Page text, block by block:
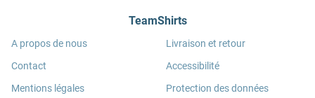
TeamShirts
A propos de nous
Contact
Mentions légales
Livraison et retour
Accessibilité
Protection des données